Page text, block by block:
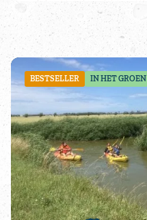
BESTSELLER IN HET GROEN